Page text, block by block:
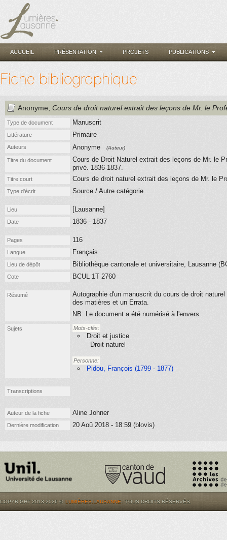
ACCUEIL PRÉSENTATION PROJETS PUBLICATIONS
Fiche bibliographique
Anonyme Cours de droit naturel extrait des leçons de Mr. le
Type de document Manuscrit
Littérature Primaire
Auteurs Anonyme (Auteur)
Titre du document
Cours de Droit Naturel extrait des leçons de Mr. le
privé. 1836-1837.
Titre court Cours de droit naturel extrait des leçons de Mr. le
Type d'écrit Source / Autre catégorie
Lieu [Lausanne]
Date 1836 - 1837
Pages 116
Langue Français
Lieu de dépôt Bibliothèque cantonale et universitaire, Lausanne
Cote BCUL 1T 2760
Résumé
Autographie d'un manuscrit du cours de droit
des matières et un Errata.
NB: Le document a été numérisé à l'envers.
Sujets Mots-clés:
Droit et justice
Droit naturel
Personne:
Pidou, François (1799 - 1877)
Transcriptions
Auteur de la fiche Aline Johner
Dernière modification 20 Aoû 2018 - 18:59 (blovis)
COPYRIGHT 2013-2026 © LUMIÈRES.LAUSANNE . TOUS DROITS RÉSERVÉS.